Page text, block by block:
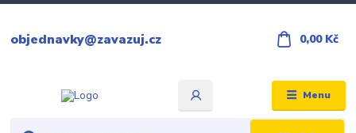
Menu
objednavky@zavazuj.cz 0,00 Kč